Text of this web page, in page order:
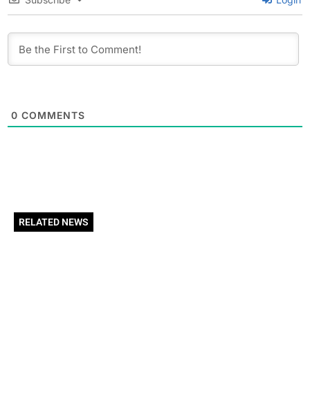
0 COMMENTS
RELATED NEWS